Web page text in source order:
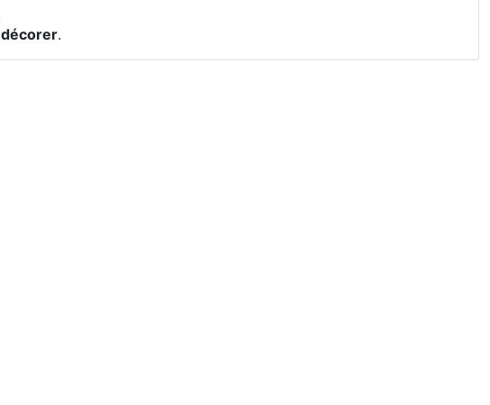
décorer.